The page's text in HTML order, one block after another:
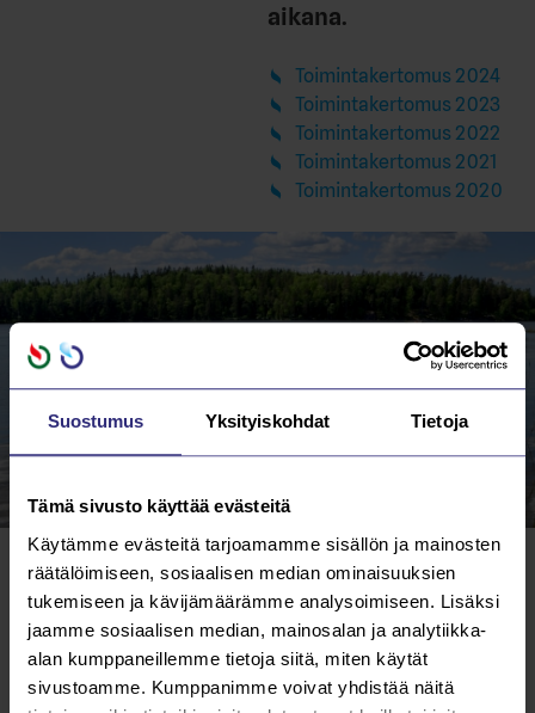
Suostumus Yksityiskohdat Tietoja
Tämä sivusto käyttää evästeitä
Käytämme evästeitä tarjoamamme sisällön ja mainosten
räätälöimiseen, sosiaalisen median ominaisuuksien
tukemiseen ja kävijämäärämme analysoimiseen. Lisäksi
jaamme sosiaalisen median, mainosalan ja analytiikka-
alan kumppaneillemme tietoja siitä, miten käytät
sivustoamme. Kumppanimme voivat yhdistää näitä
aikana.
Toimintakertomus 2024
Toimintakertomus 2023
Toimintakertomus 2022
Toimintakertomus 2021
Toimintakertomus 2020
Saarijärven Vesi ja Viemäri Oy
perustettiin tammikuussa 1947
Saarijärven seudun vesilaitoksen perustamiselle
vahvana kimmokkeena oli veden laatu. Ennen